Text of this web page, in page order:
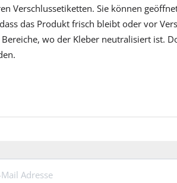
Verschlussetiketten. Sie können
das Produkt frisch bleibt oder vor
wo der Kleber neutralisiert ist.